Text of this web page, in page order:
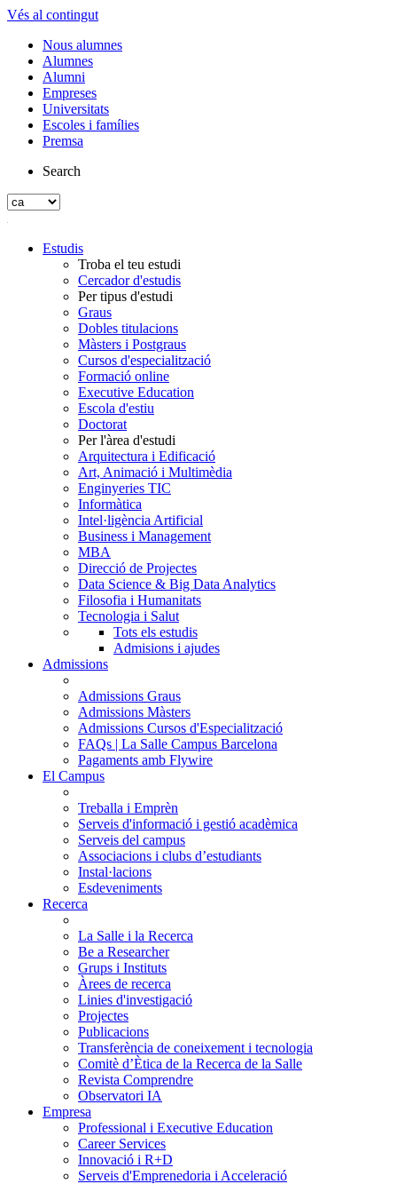
Vés al contingut
Nous alumnes
Alumnes
Alumni
Empreses
Universitats
Escoles i famílies
Premsa
Search
Estudis
Troba el teu estudi
Cercador d'estudis
Per tipus d'estudi
Graus
Dobles titulacions
Màsters i Postgraus
Cursos d'especialització
Formació online
Executive Education
Escola d'estiu
Doctorat
Per l'àrea d'estudi
Arquitectura i Edificació
Art, Animació i Multimèdia
Enginyeries TIC
Informàtica
Intel·ligència Artificial
Business i Management
MBA
Direcció de Projectes
Data Science & Big Data Analytics
Filosofia i Humanitats
Tecnologia i Salut
Tots els estudis
Admisions i ajudes
Admissions
Admissions Graus
Admissions Màsters
Admissions Cursos d'Especialització
FAQs | La Salle Campus Barcelona
Pagaments amb Flywire
El Campus
Treballa i Emprèn
Serveis d'informació i gestió acadèmica
Serveis del campus
Associacions i clubs d’estudiants
Instal·lacions
Esdeveniments
Recerca
La Salle i la Recerca
Be a Researcher
Grups i Instituts
Àrees de recerca
Linies d'investigació
Projectes
Publicacions
Transferència de coneixement i tecnologia
Comitè d’Ètica de la Recerca de la Salle
Revista Comprendre
Observatori IA
Empresa
Professional i Executive Education
Career Services
Innovació i R+D
Serveis d'Emprenedoria i Acceleració